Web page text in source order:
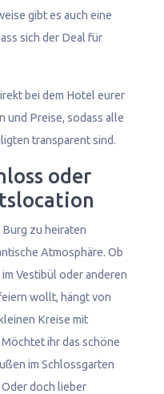
gibt es auch eine
sich der Deal für
bei dem Hotel eurer
und Preise, sodass alle
transparent sind.
oder
zu heiraten
Atmosphäre. Ob
Vestibül oder anderen
wollt, hängt von
Kreise mit
ihr das schöne
im Schlossgarten
doch lieber